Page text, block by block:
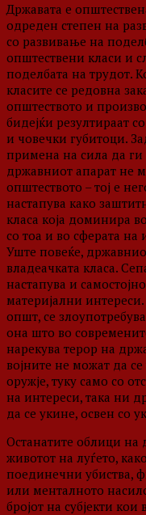
Државата е
одреден степен на
со развивање на
општествени класи и
поделбата на трудот.
класите се редовна
општеството и
бидејќи резултираат
и човечки губитоци.
примена на сила да
државниот апарат не
општеството – тој е
настапува како
класа која доминира
со тоа и во сферата на
Уште повеќе,
владеачката класа.
настапува и
материјални
општ, се
она што во
нарекува терор на
војните не можат да
оружје, туку само со
на интереси, така ни
да се укине, освен со
Останатите облици на
животот на луѓето,
поединечни убиства,
или менталното
бројот на субјекти